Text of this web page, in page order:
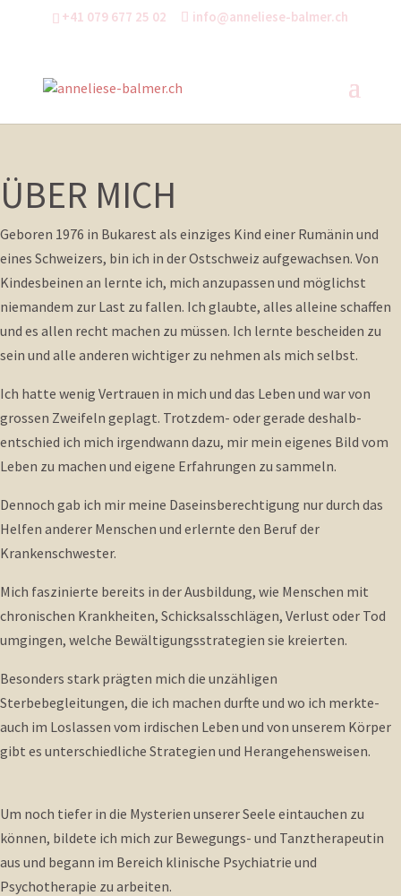
+41 079 677 25 02 info@anneliese-balmer.ch
ÜBER MICH
Geboren 1976 in Bukarest als einziges Kind einer Rumänin und
eines Schweizers, bin ich in der Ostschweiz aufgewachsen. Von
Kindesbeinen an lernte ich, mich anzupassen und möglichst
niemandem zur Last zu fallen. Ich glaubte, alles alleine schaffen
und es allen recht machen zu müssen. Ich lernte bescheiden zu
sein und alle anderen wichtiger zu nehmen als mich selbst.
Ich hatte wenig Vertrauen in mich und das Leben und war von
grossen Zweifeln geplagt. Trotzdem- oder gerade deshalb-
entschied ich mich irgendwann dazu, mir mein eigenes Bild vom
Leben zu machen und eigene Erfahrungen zu sammeln.
Dennoch gab ich mir meine Daseinsberechtigung nur durch das
Helfen anderer Menschen und erlernte den Beruf der
Krankenschwester.
Mich faszinierte bereits in der Ausbildung, wie Menschen mit
chronischen Krankheiten, Schicksalsschlägen, Verlust oder Tod
umgingen, welche Bewältigungsstrategien sie kreierten.
Besonders stark prägten mich die unzähligen
Sterbebegleitungen, die ich machen durfte und wo ich merkte-
auch im Loslassen vom irdischen Leben und von unserem Körper
gibt es unterschiedliche Strategien und Herangehensweisen.
Um noch tiefer in die Mysterien unserer Seele eintauchen zu
können, bildete ich mich zur Bewegungs- und Tanztherapeutin
aus und begann im Bereich klinische Psychiatrie und
Psychotherapie zu arbeiten.